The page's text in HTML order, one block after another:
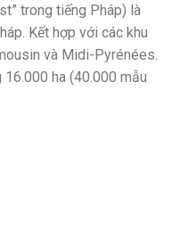
trong tiếng Pháp) là
Kết hợp với các khu
và Midi-Pyrénées.
ha (40.000 mẫu